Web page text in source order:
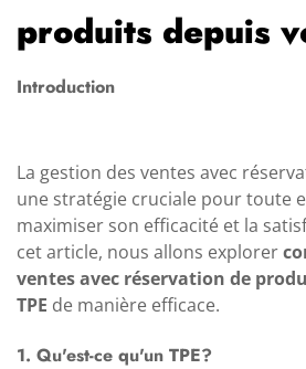
produits depuis
Introduction
La gestion des ventes avec
une stratégie cruciale pour toute
maximiser son efficacité et la
cet article, nous allons explorer
ventes avec réservation de
TPE de manière efficace.
1. Qu'est-ce qu'un TPE?